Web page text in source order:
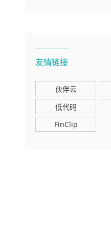
友情链接
伙伴云
低代码
FinClip